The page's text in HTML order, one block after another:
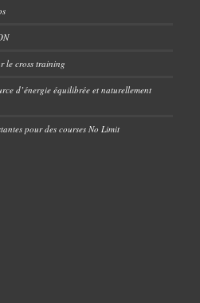
le cross training
d’énergie équilibrée et naturellement
pour des courses No Limit